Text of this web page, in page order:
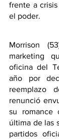
frente a
el poder.
Morrison
marketing
oficina del
año por
reemplazo
renunció
su romance
última de las
partidos